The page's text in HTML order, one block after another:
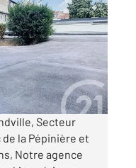
Secteur
la Pépinière et
Notre agence